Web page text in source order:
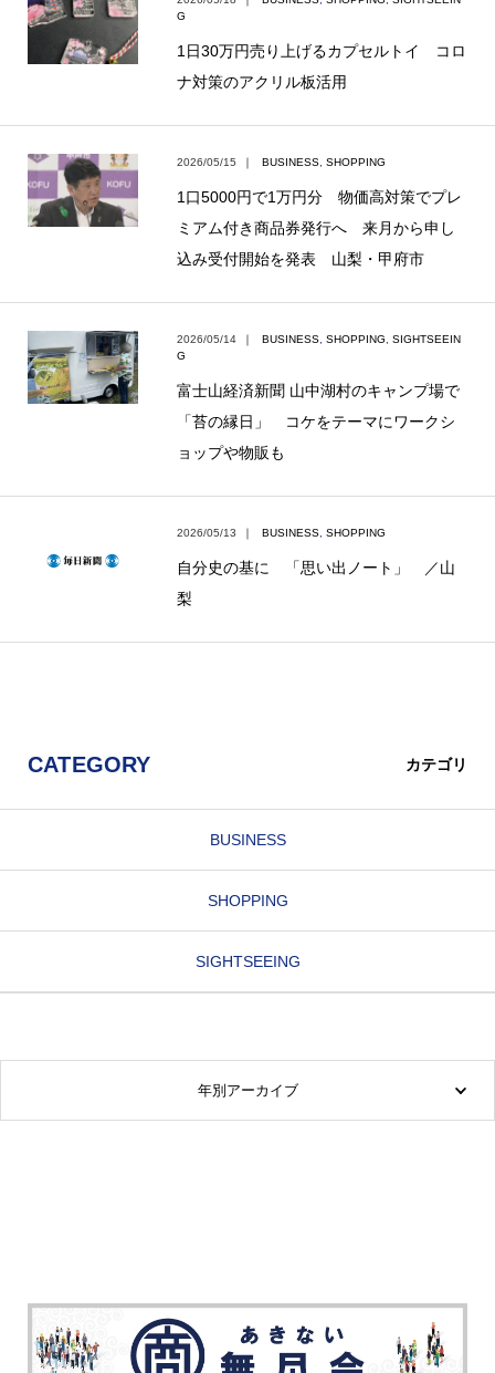
G
1日30万円売り上げるカプセルトイ コロ
ナ対策のアクリル板活用
2026/05/15 ｜ BUSINESS SHOPPING
1口5000円で1万円分 物価高対策でプレ
ミアム付き商品券発行へ 来月から申し
込み受付開始を発表 山梨・甲府市
2026/05/14 ｜ BUSINESS SHOPPING
SIGHTSEEIN
G
富士山経済新聞 山中湖村のキャンプ場で
「苔の縁日」 コケをテーマにワークシ
ョップや物販も
2026/05/13 ｜ BUSINESS SHOPPING
自分史の基に 「思い出ノート」 ／山
梨
CATEGORY カテゴリ
BUSINESS
SHOPPING
SIGHTSEEING
年別アーカイブ